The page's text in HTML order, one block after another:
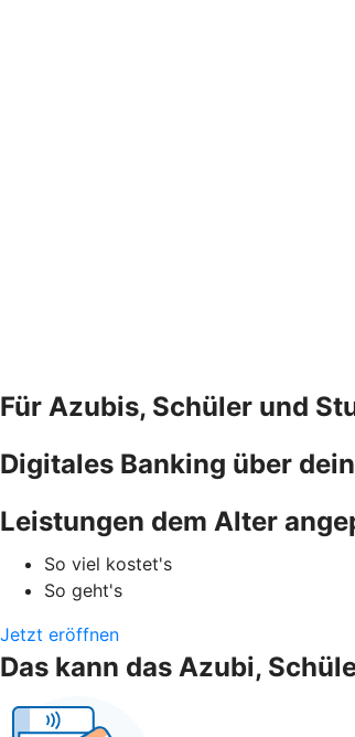
Für Azubis, Schüler und
Digitales Banking über
Leistungen dem Alter
So viel kostet's
So geht's
Jetzt eröffnen
Das kann das Azubi,